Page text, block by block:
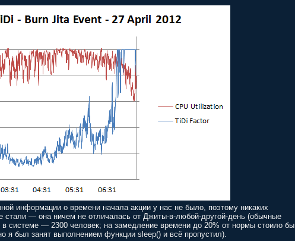
информации о времени начала акции у нас не было, поэтому никаких
стали — она ничем не отличалась от Джиты-в-любой-другой-день (обычные
в системе — 2300 человек; на замедление времени до 20% от нормы стоило бы
я был занят выполнением функции sleep() и всё пропустил).